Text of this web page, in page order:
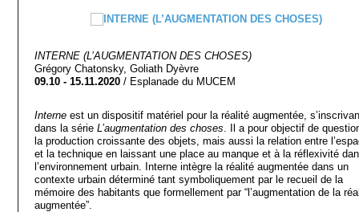
INTERNE (L’AUGMENTATION DES CHOSES)
Grégory Chatonsky, Goliath Dyèvre
09.10 - 15.11.2020 / Esplanade du MUCEM
Interne est un dispositif matériel pour la réalité augmentée,
dans la série L’augmentation des choses. Il a pour objectif de
la production croissante des objets, mais aussi la relation entre
et la technique en laissant une place au manque et à la réflexivité
l’environnement urbain. Interne intègre la réalité augmentée dans un
contexte urbain déterminé tant symboliquement par le recueil de la
mémoire des habitants que formellement par “l’augmentation de la
augmentée”.